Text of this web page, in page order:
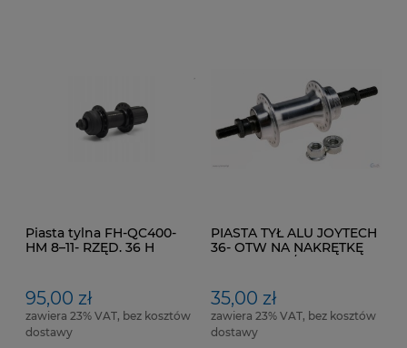
Piasta tylna FH-QC400-
HM 8–11- RZĘD. 36 H
95,00 zł
zawiera 23% VAT, bez kosztów
dostawy
PIASTA TYŁ ALU JOYTECH
36- OTW NA NAKRĘTKĘ
35,00 zł
zawiera 23% VAT, bez kosztów
dostawy